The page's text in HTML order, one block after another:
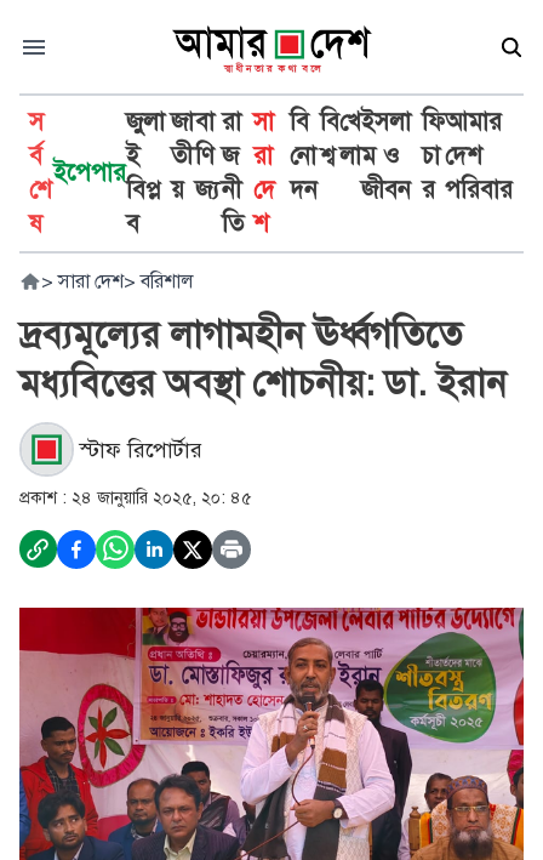
স
র্ব
শে
ষ
ইপেপার
জুলা
ই
বিপ্ল
ব
জা
তী
য়
বা
ণি
জ্য
রা
জ
নী
তি
সা
রা
দে
শ
বি
নো
দন
বি
শ্ব
খে
লা
ইসলা
ম ও
জীবন
ফি
চা
র
আমার
দেশ
পরিবার
> সারা দেশ> বরিশাল
দ্রব্যমূল্যের লাগামহীন ঊর্ধ্বগতিতে
মধ্যবিত্তের অবস্থা শোচনীয়: ডা. ইরান
স্টাফ রিপোর্টার
প্রকাশ : ২৪ জানুয়ারি ২০২৫, ২০: ৪৫